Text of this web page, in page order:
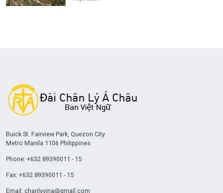
Buick St. Fairview Park, Quezon City
Metro Manila 1106 Philippines
Phone: +632 89390011 - 15
Fax: +632 89390011 - 15
Email: chanlyvina@gmail.com